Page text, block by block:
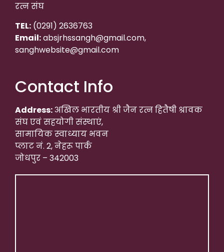
रत्न संघ
TEL: (0291) 2636763
Email:absjrhssangh@gmail.com,
sanghwebsite@gmail.com
Contact Info
Address:अखिल भारतीय श्री जैन रत्न हितैषी श्रावक
संघ एवं सहयोगी संस्थाएं,
सामायिक स्वाध्याय भवन
प्लाट नं. 2, नेहरू पार्क
जोधपुर – 342003